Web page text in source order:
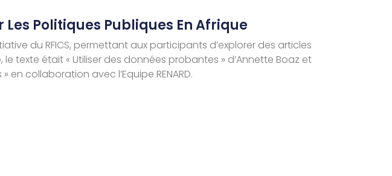
Les Politiques Publiques En Afrique
du RFICS, permettant aux participants d’explorer des articles
texte était « Utiliser des données probantes » d’Annette Boaz et
collaboration avec l’Equipe RENARD.